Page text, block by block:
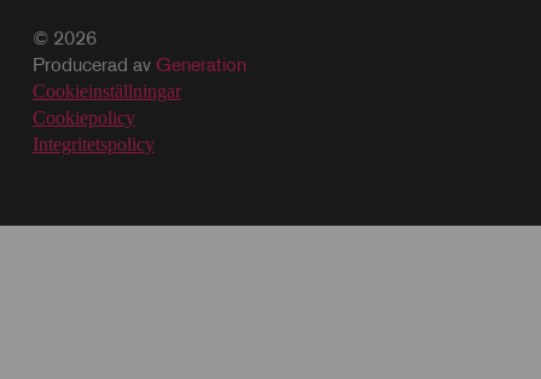
© 2026
Producerad av Generation
Cookieinställningar
Cookiepolicy
Integritetspolicy